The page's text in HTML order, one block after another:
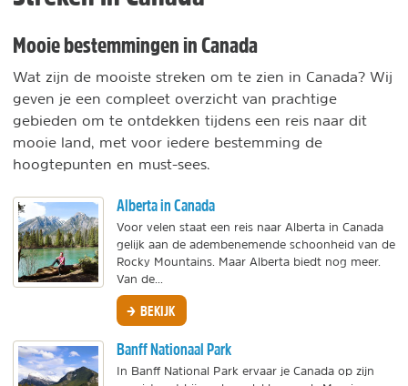
Mooie bestemmingen in Canada
Wat zijn de mooiste streken om te zien in Canada? Wij
geven je een compleet overzicht van prachtige
gebieden om te ontdekken tijdens een reis naar dit
mooie land, met voor iedere bestemming de
hoogtepunten en must-sees.
Alberta in Canada
Voor velen staat een reis naar Alberta in Canada
gelijk aan de adembenemende schoonheid van de
Rocky Mountains. Maar Alberta biedt nog meer.
Van de...
BEKIJK
Banff Nationaal Park
In Banff National Park ervaar je Canada op zijn